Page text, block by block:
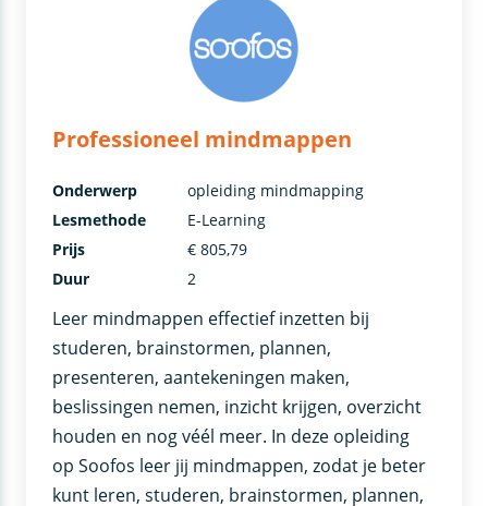
Professioneel mindmappen
Leer mindmappen effectief inzetten bij
studeren, brainstormen, plannen,
presenteren, aantekeningen maken,
beslissingen nemen, inzicht krijgen, overzicht
houden en nog véél meer. In deze opleiding
op Soofos leer jij mindmappen, zodat je beter
kunt leren, studeren, brainstormen, plannen,
Onderwerp
opleiding mindmapping
Lesmethode
E-Learning
Prijs
€ 805,79
Duur
2